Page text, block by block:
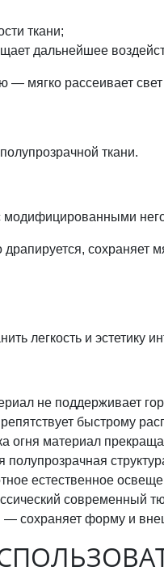
ткани;
дальнейшее
— мягко рассеивает
ткани.
модифицированными
сохраняет
легкость и
не поддерживает
быстрому
огня материал
естественное
современный
— сохраняет форму и